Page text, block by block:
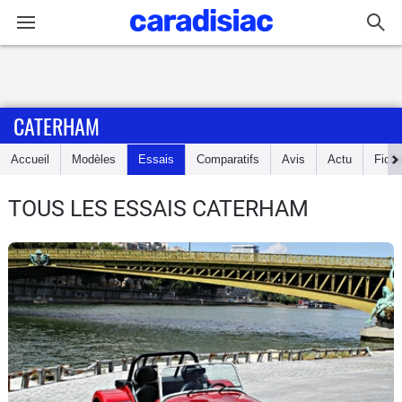
Accueil
Essais
Guide
d'achat
Electriques
Utilitaires
CATERHAM
Accueil Modèles Essais Comparatifs Avis Actu
TOUS LES ESSAIS CATERHAM